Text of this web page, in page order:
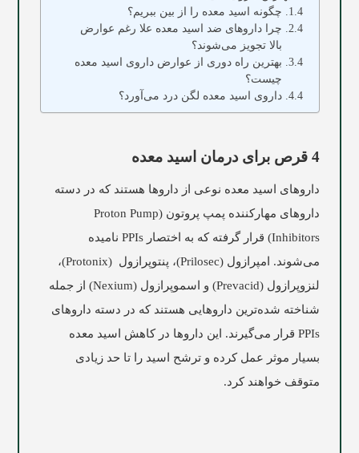
چگونه اسید معده را از بین ببریم؟
چرا داروهای ضد اسید معده علا رغم عوارض
بالا تجویز می‌شوند؟
بهترین راه دوری از عوارض داروی اسید معده
چیست؟
داروی اسید معده لگن درد می‌آورد؟
4 قرص برای درمان اسید معده
داروهای اسید معده نوعی از داروها هستند که در دسته
داروهای مهارکننده پمپ پروتون (Proton Pump
Inhibitors) قرار گرفته که به اختصار PPIs نامیده
می‌شوند. امپرازول (Prilosec)، پنتوپرازول (Protonix)،
لنزوپرازول (Prevacid) و اسموپرازول (Nexium) از جمله
شناخته‌ شده‌ترین داروهایی هستند که در دسته داروهای
PPIs قرار می‌گیرند. این داروها در کاهش اسید معده
بسیار موثر عمل کرده و ترشح اسید را تا حد زیادی
متوقف خواهند کرد.